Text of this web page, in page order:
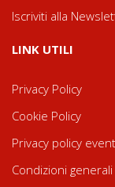
Iscriviti alla
LINK UTILI
Privacy Policy
Cookie Policy
Privacy policy
Condizioni